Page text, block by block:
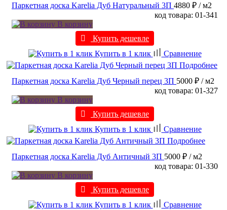
Паркетная доска Karelia Дуб Натуральный 3П 4880 ₽ / м2
код товара: 01-341
В корзину
Купить дешевле
Купить в 1 клик
Сравнение
Подробнее
Паркетная доска Karelia Дуб Черный перец 3П 5000 ₽ / м2
код товара: 01-327
В корзину
Купить дешевле
Купить в 1 клик
Сравнение
Подробнее
Паркетная доска Karelia Дуб Античный 3П 5000 ₽ / м2
код товара: 01-330
В корзину
Купить дешевле
Купить в 1 клик
Сравнение